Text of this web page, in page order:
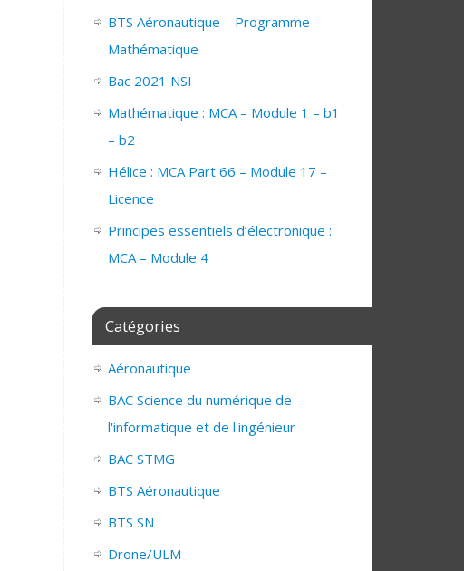
BTS Aéronautique – Programme
Mathématique
Bac 2021 NSI
Mathématique : MCA – Module 1 – b1
– b2
Hélice : MCA Part 66 – Module 17 –
Licence
Principes essentiels d’électronique :
MCA – Module 4
Catégories
Aéronautique
BAC Science du numérique de
l'informatique et de l'ingénieur
BAC STMG
BTS Aéronautique
BTS SN
Drone/ULM